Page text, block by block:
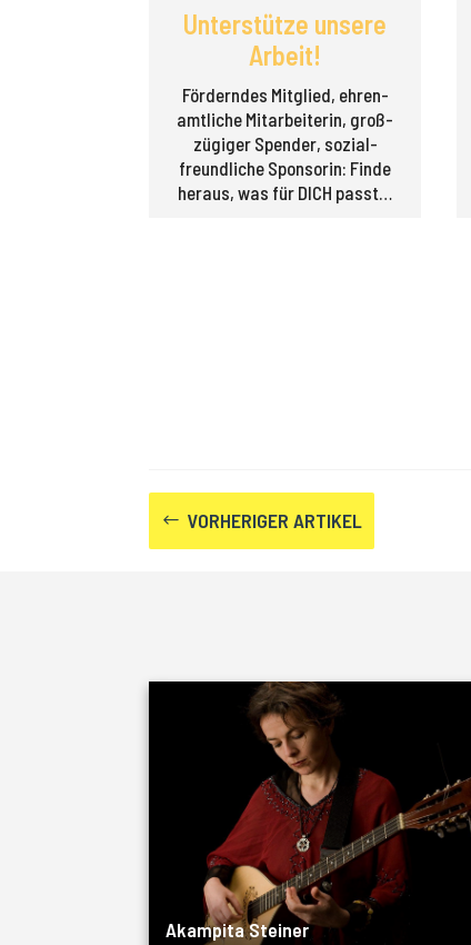
Unterstütze unsere
Arbeit!
Förderndes Mitglied, ehren­
amtliche Mitarbeiterin, groß­
zügiger Spender, sozial­
freundliche Sponsorin: Finde
heraus, was für DICH passt…
# VORHERIGER ARTIKEL
Akampita Steiner